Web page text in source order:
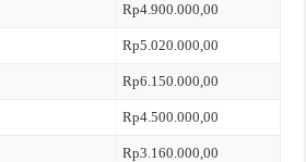
Rp4.900.000,00
Rp5.020.000,00
Rp6.150.000,00
Rp4.500.000,00
Rp3.160.000,00